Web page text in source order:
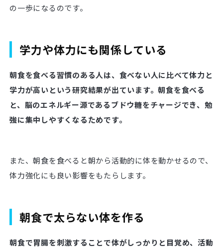
の一歩になるのです。
学力や体力にも関係している
朝食を食べる習慣のある人は、食べない人に比べて体力と
学力が高いという研究結果が出ています。朝食を食べる
と、脳のエネルギー源であるブドウ糖をチャージでき、勉
強に集中しやすくなるためです。
また、朝食を食べると朝から活動的に体を動かせるので、
体力強化にも良い影響をもたらします。
朝食で太らない体を作る
朝食で胃腸を刺激することで体がしっかりと目覚め、活動